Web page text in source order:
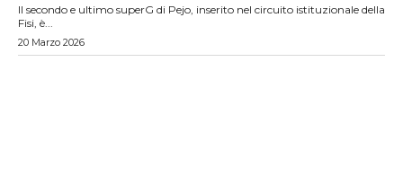
Il secondo e ultimo superG di Pejo, inserito nel circuito istituzionale della
Fisi, è...
20 Marzo 2026